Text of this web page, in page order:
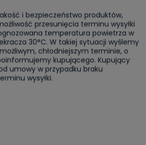
i bezpieczeństwo produktów,
przesunięcia terminu wysyłki
temperatura powietrza w
30°C. W takiej sytuacji wyślemy
chłodniejszym terminie, o
kupującego. Kupujący
umowy w przypadku braku
wysyłki.